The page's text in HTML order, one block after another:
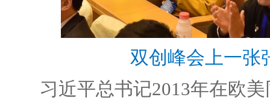
双创峰会上一张
习近平总书记2013年在欧